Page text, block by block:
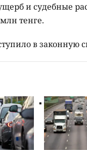
и судебные
тенге.
в законную